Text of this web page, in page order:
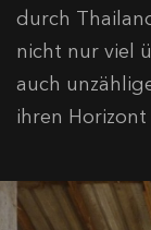
durch
nicht nur viel
auch
ihren